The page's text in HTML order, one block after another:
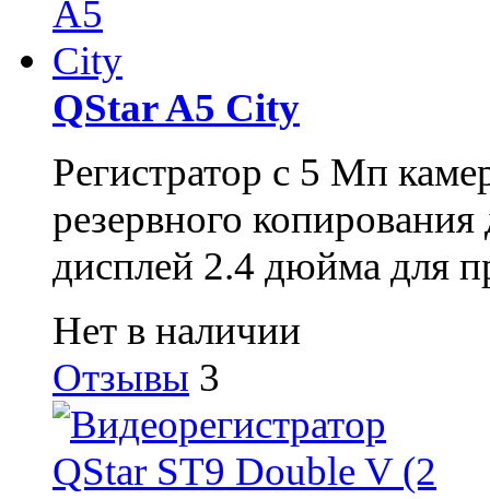
QStar A5 City
Регистратор с 5 Мп
резервного
дисплей 2.4 дюйма для
Нет в наличии
Отзывы 3